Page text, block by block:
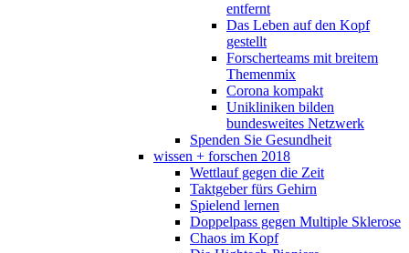
entfernt
Das Leben auf den Kopf
gestellt
Forscherteams mit breitem
Themenmix
Corona kompakt
Unikliniken bilden
bundesweites Netzwerk
Spenden Sie Gesundheit
wissen + forschen 2018
Wettlauf gegen die Zeit
Taktgeber fürs Gehirn
Spielend lernen
Doppelpass gegen Multiple Sklerose
Chaos im Kopf